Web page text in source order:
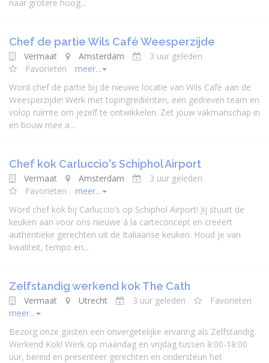
naar grotere hoog...
Chef de partie Wils Café Weesperzijde
Vermaat Amsterdam
3 uur geleden
Favorieten
meer...
Word chef de partie bij de nieuwe locatie van Wils Café aan de
Weesperzijde! Werk met topingrediënten, een gedreven team en
volop ruimte om jezelf te ontwikkelen. Zet jouw vakmanschap in
en bouw mee a...
Chef kok Carluccio's Schiphol Airport
Vermaat Amsterdam
3 uur geleden
Favorieten
meer...
Word chef kok bij Carluccio’s op Schiphol Airport! Jij stuurt de
keuken aan voor ons nieuwe á la carteconcept en creëert
authentieke gerechten uit de Italiaanse keuken. Houd je van
kwaliteit, tempo en...
Zelfstandig werkend kok The Cath
Vermaat Utrecht 3 uur geleden
Favorieten
meer...
Bezorg onze gasten een onvergetelijke ervaring als Zelfstandig
Werkend Kok! Werk op maandag en vrijdag tussen 8:00-18:00
uur, bereid en presenteer gerechten en ondersteun het